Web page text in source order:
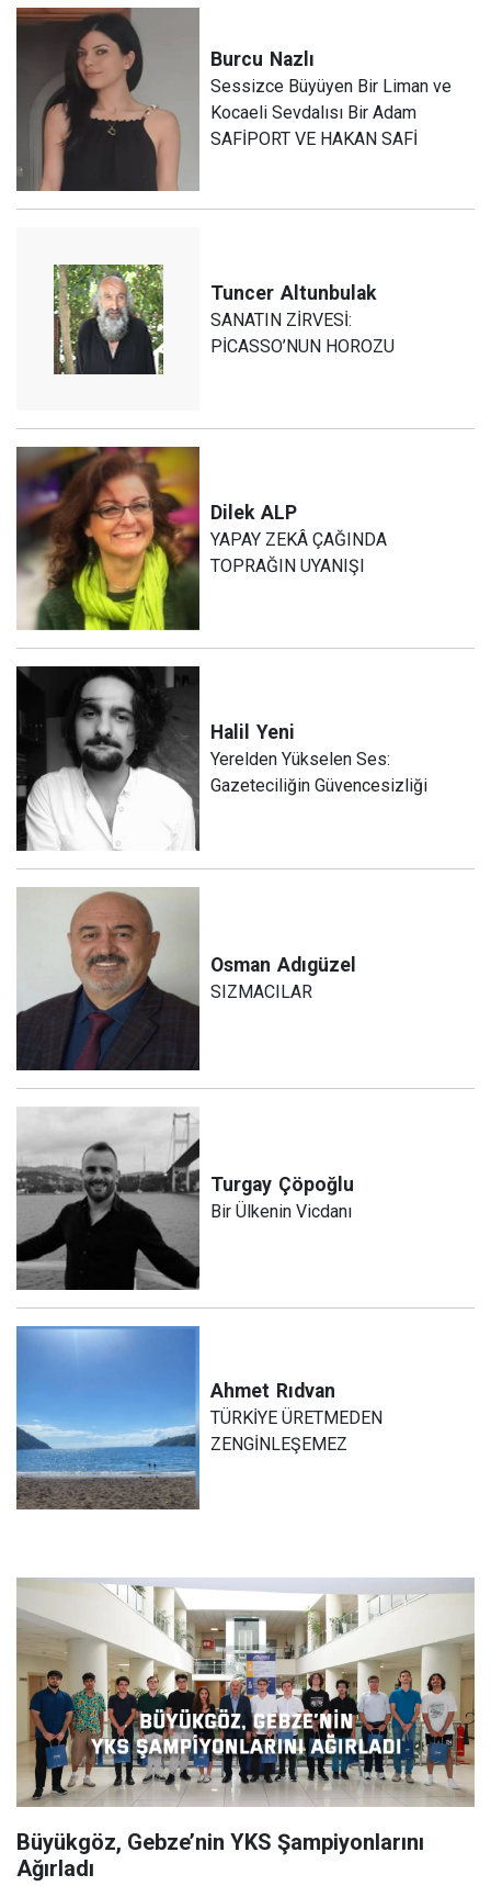
Burcu Nazlı
Sessizce Büyüyen Bir Liman ve
Kocaeli Sevdalısı Bir Adam
SAFİPORT VE HAKAN SAFİ
Tuncer Altunbulak
SANATIN ZİRVESİ:
PİCASSO’NUN HOROZU
Dilek ALP
YAPAY ZEKÂ ÇAĞINDA
TOPRAĞIN UYANIŞI
Halil Yeni
Yerelden Yükselen Ses:
Gazeteciliğin Güvencesizliği
Osman Adıgüzel
SIZMACILAR
Turgay Çöpoğlu
Bir Ülkenin Vicdanı
Ahmet Rıdvan
TÜRKİYE ÜRETMEDEN
ZENGİNLEŞEMEZ
Büyükgöz, Gebze’nin YKS Şampiyonlarını
Ağırladı